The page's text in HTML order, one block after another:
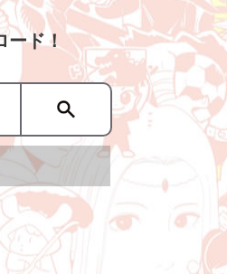
ド！